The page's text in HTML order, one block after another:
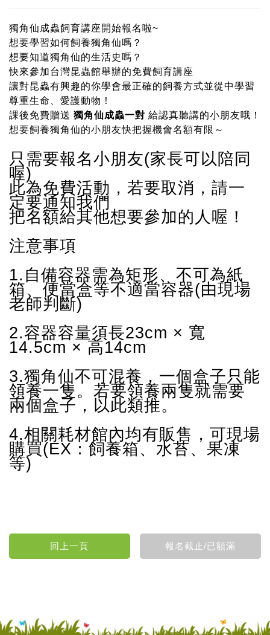
獨角仙成蟲飼育講座開始報名啦~
想要學習如何飼養獨角仙嗎？
想要知道獨角仙的生活史嗎？
快來參加台灣昆蟲館舉辦的免費飼育講座
讓對昆蟲有興趣的你學會最正確的飼養方式並從中學習
尊重生命、愛護動物！
課後免費贈送 獨角仙成蟲一對 給認真聽講的小朋友哦！
想要飼養獨角仙的小朋友快把握機會名額有限～
只需要報名小朋友(家長可以陪同
喔)
此為免費活動，若要取消，請一
定要通知我們
把名額給其他想要參加的人喔！
注意事項
1.自備容器需為矩形、不可為紙
箱、便當盒等不適當容器(由現場
老師判斷)
2.容器容量須長23cm × 寬
14.5cm × 高14cm
3.獨角仙不可混養，一個盒子只能
領養一隻。若要領養兩隻就需要
兩個盒子，以此類推。
4.相關耗材館內均有販售，可現場
購買(EX： 飼養箱、 水苔、果凍
等)
記住帳號